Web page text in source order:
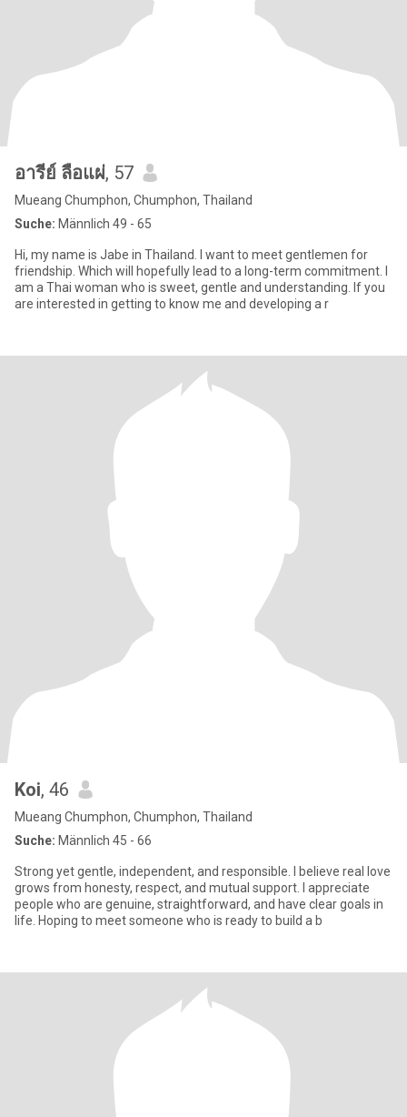
อารีย์ ลือแผ่, 57
Mueang Chumphon, Chumphon, Thailand
Suche: Männlich 49 - 65
Hi, my name is Jabe in Thailand. I want to meet gentlemen for
friendship. Which will hopefully lead to a long-term commitment. I
am a Thai woman who is sweet, gentle and understanding. If you
are interested in getting to know me and developing a r
Koi, 46
Mueang Chumphon, Chumphon, Thailand
Suche: Männlich 45 - 66
Strong yet gentle, independent, and responsible. I believe real love
grows from honesty, respect, and mutual support. I appreciate
people who are genuine, straightforward, and have clear goals in
life. Hoping to meet someone who is ready to build a b